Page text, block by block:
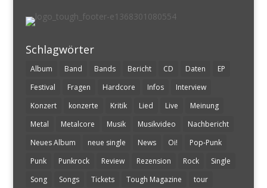
Schlagwörter
Album Band Bands Bericht CD Daten
EP
Festival
Fragen Hardcore Infos
Interview
Konzert
konzerte Kritik Lied Live
Meinung
Metal
Metalcore Musik Musikvideo
Nachbericht
Neues Album
neue single News Oi!
Pop-Punk
Punk
Punkrock Review Rezension Rock
Single
Song
Songs Tickets Tough Magazine tour